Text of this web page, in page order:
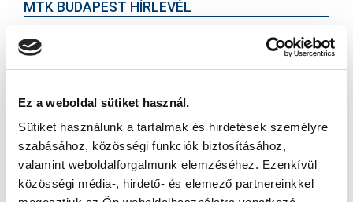
Ez a weboldal sütiket használ.
Sütiket használunk a tartalmak és hirdetések személyre
szabásához, közösségi funkciók biztosításához,
valamint weboldalforgalmunk elemzéséhez. Ezenkívül
közösségi média-, hirdető- és elemező partnereinkkel
MTK BUDAPEST HÍRLEVÉL
Elfogadom azAdatvédelmi tájékoztatót!